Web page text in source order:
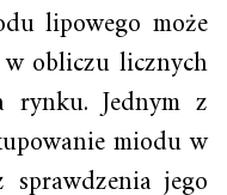
lipowego może
w obliczu licznych
rynku. Jednym z
miodu w
jego